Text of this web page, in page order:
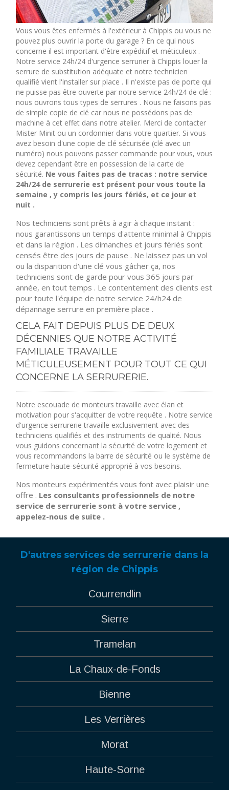
Vous vous êtes enfermés à l'extérieur à Chippis ou vous ne
pouvez plus ouvrir la porte du garage ? En ce qui nous
concerne il est important d'être expéditif et méticuleux .
Notre service 24h/24 d'urgence serrurier à Chippis louer la
serrure de substitution adéquate et notre technicien
qualifié vient l'installer sur place . Il n'existe pas de porte qui
ne puisse pas être ouverte par notre service 24h/24 de clé :
nous ouvrons tous types de serrures . Nous ne faisons pas
de simple copie de clé car nous ne possédons pas de
machine à cet effet dans notre atelier. Merci de contacter
Mister Minit ou un cordonnier dans votre quartier. Si vous
avez besoin d'une copie de clé sécurisée (clé avec un
numéro) nous pouvons passer commande pour vous, vous
devez cependant être en possession de la carte de
sécurité. Ne vous faites pas de tracas : notre service
24h/24 de serrurerie est présent pour vous toute la
semaine , y compris les jours fériés, et ce jour et
nuit .
Nos techniciens sont prêts à agir à chaque instant :
nous garantissons un temps d'attente minimal à Chippis
et dans la région . Les dimanches et jours fériés sont
censés être des jours de pause . Ne laissez pas un vol
ou la disparition d'une clé vous gâcher ça, nos
techniciens sont de garde pour vous 365 jours par
année, en tout temps . Le contentement des clients est
pour toute l'équipe de notre service 24/h24 de
dépannage serrure en première place .
CELA FAIT DEPUIS PLUS DE DEUX
DÉCENNIES QUE NOTRE ACTIVITÉ
FAMILIALE TRAVAILLE
MÉTICULEUSEMENT POUR TOUT CE QUI
CONCERNE LA SERRURERIE.
Notre escouade de monteurs travaille avec élan et
motivation pour s'acquitter de votre requête . Notre service
d'urgence serrurerie travaille exclusivement avec des
techniciens qualifiés et des instruments de qualité. Nous
vous guidons concernant la sécurité de votre logement et
vous recommandons la barre de sécurité ou le système de
fermeture haute-sécurité approprié à vos besoins.
Nos monteurs expérimentés vous font avec plaisir une
offre . Les consultants professionnels de notre
service de serrurerie sont à votre service ,
appelez-nous de suite .
D'autres services de serrurerie dans la
région de Chippis
Courrendlin
Sierre
Tramelan
La Chaux-de-Fonds
Bienne
Les Verrières
Morat
Haute-Sorne